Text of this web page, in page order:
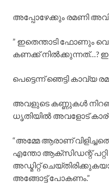
അപ്പോഴേക്കും രമണി
” ഇതെന്താടി ഫോണും
കണക്ക് നിൽക്കുന്നത്…?
പെട്ടെന്ന് ഞെട്ടി കാവ്യ
അവളുടെ കണ്ണുകൾ
ധൃതിയിൽ അവളോട്
“അമ്മേ ആരാണ്
എന്തോ ആക്സിഡന്റ് പറ്റി
അഡ്മിറ്റ്
അങ്ങോട്ട് പോകണം.”